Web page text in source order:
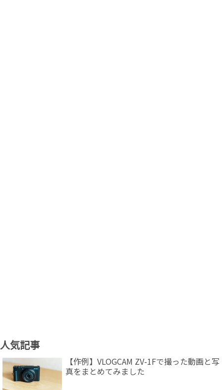
人気記事
【作例】VLOGCAM ZV-1Fで撮った動画と写
真をまとめてみました